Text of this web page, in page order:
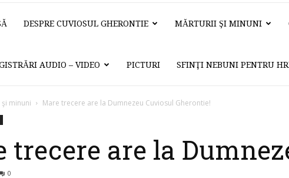
Cuviosul
DESPRE CUVIOSUL GHERONTIE MĂRTURII ŞI MINUNI
AUDIO – VIDEO PICTURI SFINŢI NEBUNI PENTRU
minuni Mare trecere are la Dumnezeu Cuviosul Gherontie!
trecere are la
0